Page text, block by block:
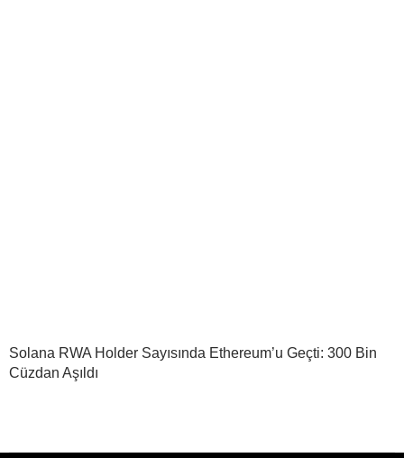
Solana RWA Holder Sayısında Ethereum’u Geçti: 300 Bin
Cüzdan Aşıldı